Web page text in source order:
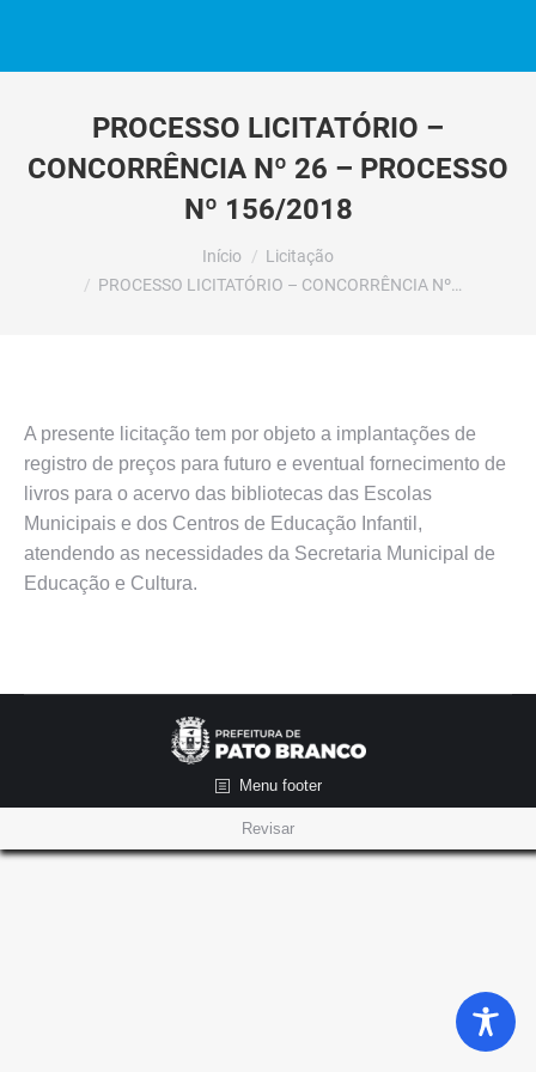
PROCESSO LICITATÓRIO –
CONCORRÊNCIA Nº 26 – PROCESSO
Nº 156/2018
Início
Licitação
PROCESSO LICITATÓRIO – CONCORRÊNCIA Nº…
A presente licitação tem por objeto a implantações de
registro de preços para futuro e eventual fornecimento de
livros para o acervo das bibliotecas das Escolas
Municipais e dos Centros de Educação Infantil,
atendendo as necessidades da Secretaria Municipal de
Educação e Cultura.
Menu footer
Revisar